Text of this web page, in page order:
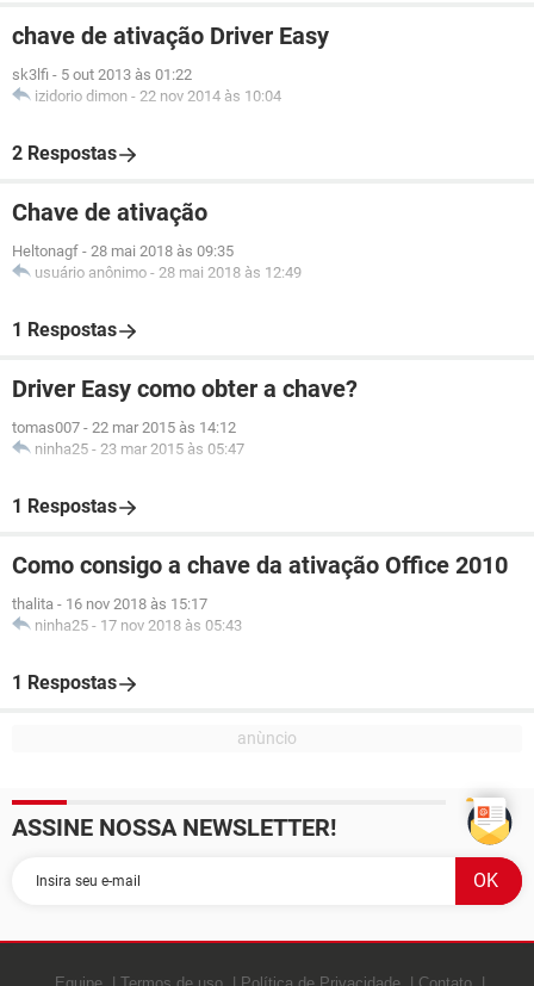
chave de ativação Driver Easy
sk3lfi - 5 out 2013 às 01:22
izidorio dimon - 22 nov 2014 às 10:04
2 Respostas
Chave de ativação
Heltonagf - 28 mai 2018 às 09:35
usuário anônimo - 28 mai 2018 às 12:49
1 Respostas
Driver Easy como obter a chave?
tomas007 - 22 mar 2015 às 14:12
ninha25 - 23 mar 2015 às 05:47
1 Respostas
Como consigo a chave da ativação Office 2010
thalita - 16 nov 2018 às 15:17
ninha25 - 17 nov 2018 às 05:43
1 Respostas
ASSINE NOSSA NEWSLETTER!